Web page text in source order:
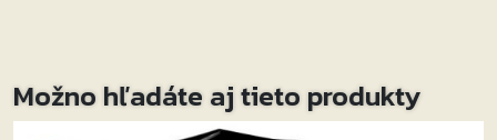
Možno hľadáte aj tieto produkty